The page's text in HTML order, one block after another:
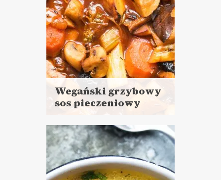
Wegański grzybowy
sos pieczeniowy
więcej
WIELKANOC ?